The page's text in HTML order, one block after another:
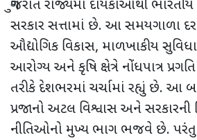
ગુજરાત રાજ્યમાં દાયકાઓથી ભારતીય
સરકાર સત્તામાં છે. આ સમયગાળા
ઔદ્યોગિક વિકાસ, માળખાકીય
આરોગ્ય અને કૃષિ ક્ષેત્રે નોંધપાત્ર
તરીકે દેશભરમાં ચર્ચામાં રહ્યું છે. આ
પ્રજાનો અટલ વિશ્વાસ અને સરકારની
નીતિઓનો મુખ્ય ભાગ ભજવે છે. પરંતુ